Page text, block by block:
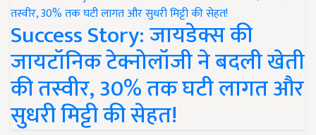
Success Story: जायडेक्स की
जायटॉनिक टेक्नोलॉजी ने बदली खेती
की तस्वीर, 30% तक घटी लागत और
सुधरी मिट्टी की सेहत!